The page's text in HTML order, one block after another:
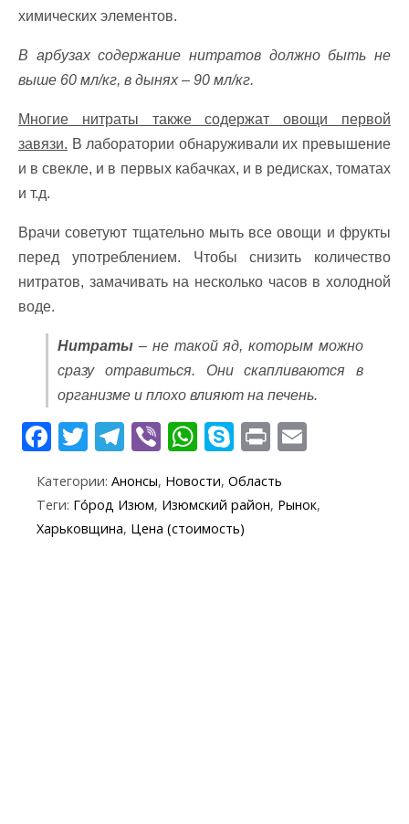
химических элементов.
В арбузах содержание нитратов должно быть не
выше 60 мл/кг, в дынях – 90 мл/кг.
Многие нитраты также содержат овощи первой
завязи. В лаборатории обнаруживали их превышение
и в свекле, и в первых кабачках, и в редисках, томатах
и т.д.
Врачи советуют тщательно мыть все овощи и фрукты
перед употреблением. Чтобы снизить количество
нитратов, замачивать на несколько часов в холодной
воде.
Нитраты – не такой яд, которым можно
сразу отравиться. Они скапливаются в
организме и плохо влияют на печень.
F
e
b
T
itt
er
T
e
gr
Vi
er
W
at
s
S
k
y
p
Pr
t ai
Категории: Анонсы, Новости, Область
Теги: Го́род Изюм, Изюмский район, Рынок,
Харьковщина, Цена (стоимость)